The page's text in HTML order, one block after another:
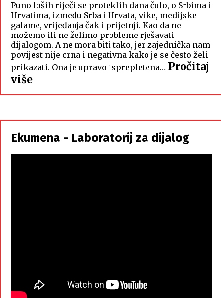
Puno loših riječi se proteklih dana čulo, o Srbima i
Hrvatima, između Srba i Hrvata, vike, medijske
galame, vrijeđanja čak i prijetnji. Kao da ne
možemo ili ne želimo probleme rješavati
dijalogom. A ne mora biti tako, jer zajednička nam
povijest nije crna i negativna kako je se često želi
prikazati. Ona je upravo isprepletena… Pročitaj
više:
Hrvati
Srbi,
istorodna
braća
Ekumena - Laboratorij za dijalog